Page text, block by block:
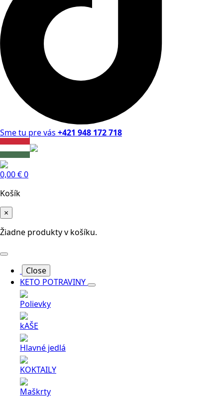
Sme tu pre vás +421 948 172 718
0,00€0
Košík
×
Žiadne produkty v košíku.
Close
KETO POTRAVINY
Polievky
kAŠE
Hlavné jedlá
KOKTAILY
Maškrty